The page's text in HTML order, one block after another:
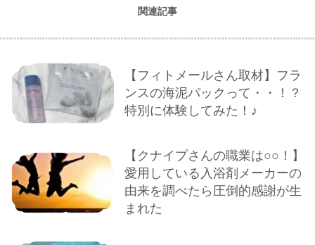
関連記事
【フィトメールさん取材】フラ
ンスの海泥パックって・・！？
特別に体験してみた！♪
【クナイプさんの職業は○○！】
愛用している入浴剤メーカーの
由来を調べたら圧倒的感謝が生
まれた